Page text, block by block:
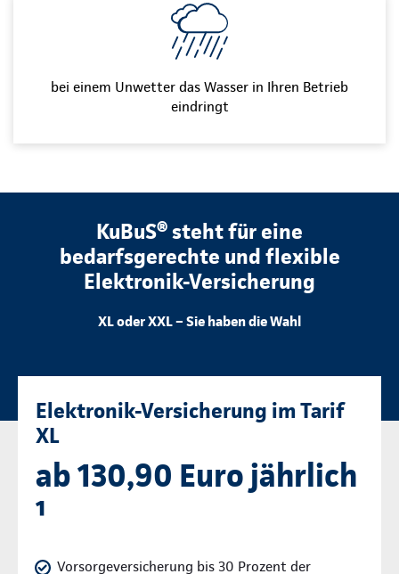
bei einem Unwetter das Wasser in Ihren Betrieb
eindringt
KuBuS® steht für eine
bedarfsgerechte und flexible
Elektronik-Versicherung
XL oder XXL – Sie haben die Wahl
Elektronik-Versicherung im Tarif
XL
ab 130,90 Euro jährlich
¹
Vorsorgeversicherung bis 30 Prozent der